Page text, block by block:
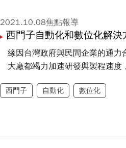
2021.10.08焦點報導
西門子自動化和數位化解決
緣因台灣政府與民間企業的通力
大廠都竭力加速研發與製程速度
西門子 自動化 數位化